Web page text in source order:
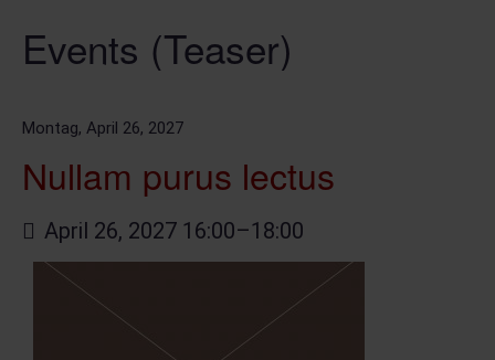
CAREERS
SUCHE
Events (Teaser)
Montag, April 26, 2027
Nullam purus lectus
April 26, 2027 16:00–18:00